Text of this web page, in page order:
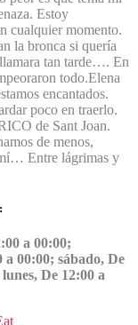
Estoy
cualquier momento.
la bronca si quería
tan tarde…. En
todo.Elena
encantados.
poco en traerlo.
de Sant Joan.
de menos,
Entre lágrimas y
a 00:00;
a 00:00; sábado, De
De 12:00 a